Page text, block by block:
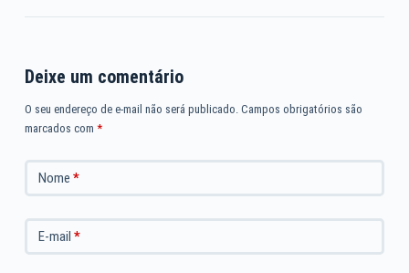
Deixe um comentário
O seu endereço de e-mail não será publicado. Campos obrigatórios são
marcados com *
Nome *
E-mail *